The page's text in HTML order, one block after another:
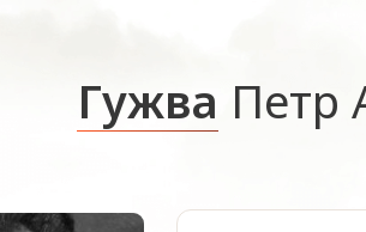
Гужва Петр